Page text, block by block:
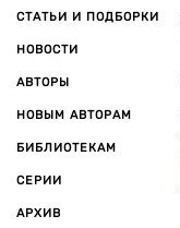
СТАТЬИ И ПОДБОРКИ
НОВОСТИ
АВТОРЫ
НОВЫМ АВТОРАМ
БИБЛИОТЕКАМ
СЕРИИ
АРХИВ